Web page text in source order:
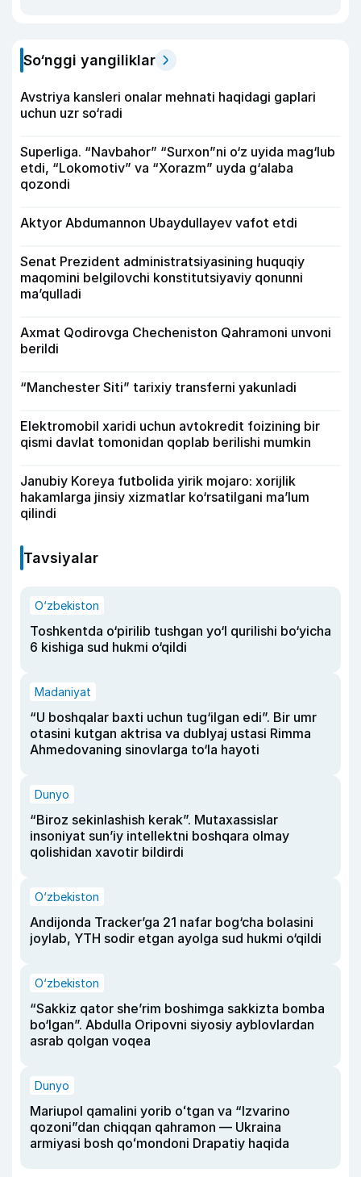
So‘nggi yangiliklar
Avstriya kansleri onalar mehnati haqidagi gaplari
uchun uzr so‘radi
Superliga. “Navbahor” “Surxon”ni o‘z uyida mag‘lub
etdi, “Lokomotiv” va “Xorazm” uyda g‘alaba
qozondi
Aktyor Abdu­mannon Ubaydullayev vafot etdi
Senat Prezident administratsiyasining huquqiy
maqomini belgilovchi konstitutsiyaviy qonunni
ma’qulladi
Axmat Qodirovga Checheniston Qahramoni unvoni
berildi
“Manchester Siti” tarixiy transferni yakunladi
Elektromobil xaridi uchun avtokredit foizining bir
qismi davlat tomonidan qoplab berilishi mumkin
Janubiy Koreya futbolida yirik mojaro: xorijlik
hakamlarga jinsiy xizmatlar ko‘rsatilgani ma’lum
qilindi
Tavsiyalar
O‘zbekiston
Toshkentda o‘pirilib tushgan yo‘l qurilishi bo‘yicha
6 kishiga sud hukmi o‘qildi
Madaniyat
“U boshqalar baxti uchun tug‘ilgan edi”. Bir umr
otasini kutgan aktrisa va dublyaj ustasi Rimma
Ahmedovaning sinovlarga to‘la hayoti
Dunyo
“Biroz sekinlashish kerak”. Mutaxassislar
insoniyat sun’iy intellektni boshqara olmay
qolishidan xavotir bildirdi
O‘zbekiston
Andijonda Tracker’ga 21 nafar bog‘cha bolasini
joylab, YTH sodir etgan ayolga sud hukmi o‘qildi
O‘zbekiston
“Sakkiz qator she’rim boshimga sakkizta bomba
bo‘lgan”. Abdulla Oripovni siyosiy ayblovlardan
asrab qolgan voqea
Dunyo
Mariupol qamalini yorib oʻtgan va “Izvarino
qozoni”dan chiqqan qahramon — Ukraina
armiyasi bosh qoʻmondoni Drapatiy haqida